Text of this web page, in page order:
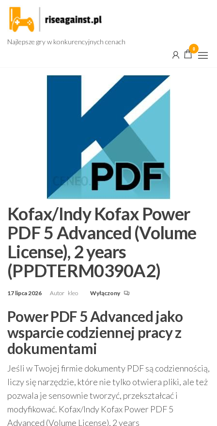
Przejdź
treści
Najlepsze gry w konkurencyjnych cenach
0
Kofax/Indy Kofax Power
PDF 5 Advanced (Volume
License), 2 years
(PPDTERM0390A2)
17 lipca 2026 Autor kleo Wyłączony
Power PDF 5 Advanced jako
wsparcie codziennej pracy z
dokumentami
Jeśli w Twojej firmie dokumenty PDF są codziennością,
liczy się narzędzie, które nie tylko otwiera pliki, ale też
pozwala je sensownie tworzyć, przekształcać i
modyfikować. Kofax/Indy Kofax Power PDF 5
Advanced (Volume License), 2 years